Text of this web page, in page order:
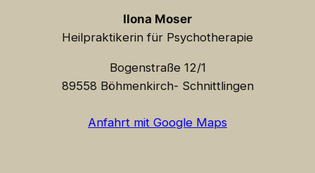
Ilona Moser
Heilpraktikerin für Psychotherapie
Bogenstraße 12/1
89558 Böhmenkirch- Schnittlingen
Anfahrt mit Google Maps